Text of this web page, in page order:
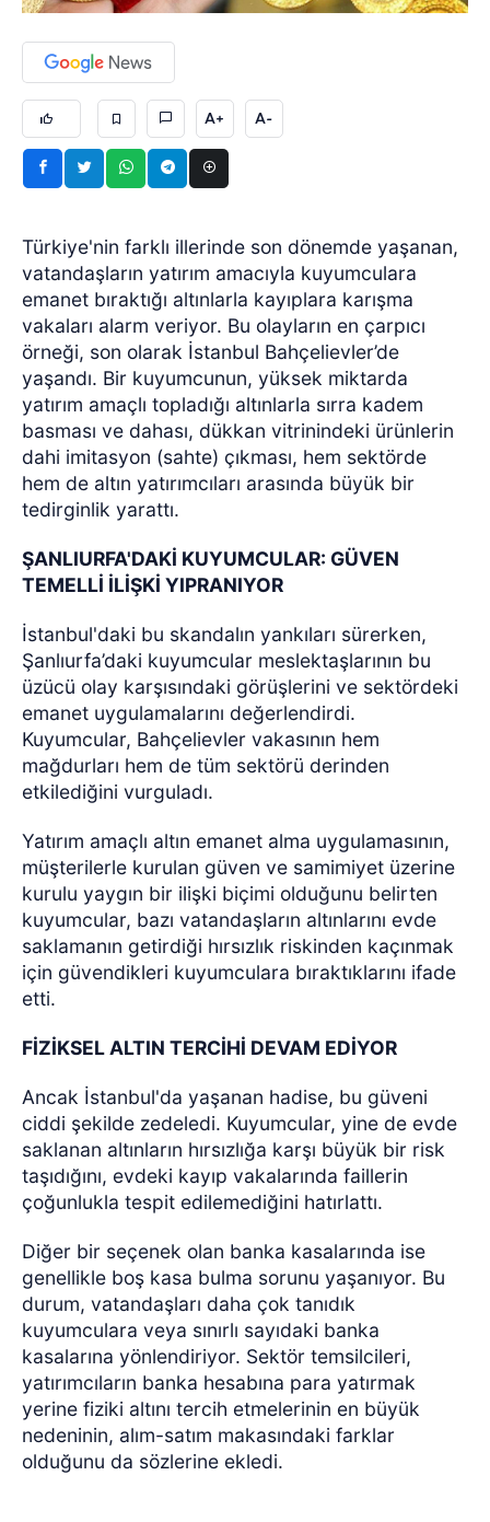
A+ A-
Türkiye'nin farklı illerinde son dönemde yaşanan,
vatandaşların yatırım amacıyla kuyumculara
emanet bıraktığı altınlarla kayıplara karışma
vakaları alarm veriyor. Bu olayların en çarpıcı
örneği, son olarak İstanbul Bahçelievler’de
yaşandı. Bir kuyumcunun, yüksek miktarda
yatırım amaçlı topladığı altınlarla sırra kadem
basması ve dahası, dükkan vitrinindeki ürünlerin
dahi imitasyon (sahte) çıkması, hem sektörde
hem de altın yatırımcıları arasında büyük bir
tedirginlik yarattı.
ŞANLIURFA'DAKİ KUYUMCULAR: GÜVEN
TEMELLİ İLİŞKİ YIPRANIYOR
İstanbul'daki bu skandalın yankıları sürerken,
Şanlıurfa’daki kuyumcular meslektaşlarının bu
üzücü olay karşısındaki görüşlerini ve sektördeki
emanet uygulamalarını değerlendirdi.
Kuyumcular, Bahçelievler vakasının hem
mağdurları hem de tüm sektörü derinden
etkilediğini vurguladı.
Yatırım amaçlı altın emanet alma uygulamasının,
müşterilerle kurulan güven ve samimiyet üzerine
kurulu yaygın bir ilişki biçimi olduğunu belirten
kuyumcular, bazı vatandaşların altınlarını evde
saklamanın getirdiği hırsızlık riskinden kaçınmak
için güvendikleri kuyumculara bıraktıklarını ifade
etti.
FİZİKSEL ALTIN TERCİHİ DEVAM EDİYOR
Ancak İstanbul'da yaşanan hadise, bu güveni
ciddi şekilde zedeledi. Kuyumcular, yine de evde
saklanan altınların hırsızlığa karşı büyük bir risk
taşıdığını, evdeki kayıp vakalarında faillerin
çoğunlukla tespit edilemediğini hatırlattı.
Diğer bir seçenek olan banka kasalarında ise
genellikle boş kasa bulma sorunu yaşanıyor. Bu
durum, vatandaşları daha çok tanıdık
kuyumculara veya sınırlı sayıdaki banka
kasalarına yönlendiriyor. Sektör temsilcileri,
yatırımcıların banka hesabına para yatırmak
yerine fiziki altını tercih etmelerinin en büyük
nedeninin, alım-satım makasındaki farklar
olduğunu da sözlerine ekledi.